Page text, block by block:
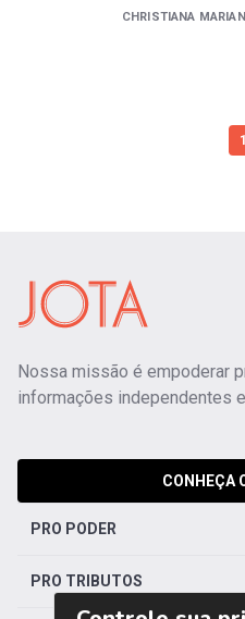
CHRISTIANA
1
Nossa missão é empoderar
informações independentes
CONHEÇA
PRO PODER
PRO TRIBUTOS